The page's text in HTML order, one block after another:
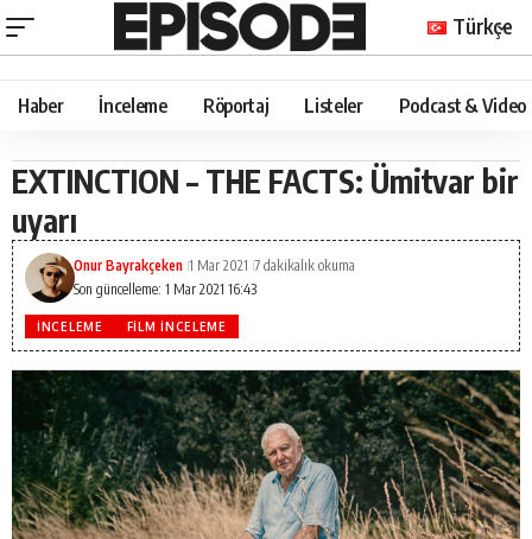
Türkçe
Haber İnceleme Röportaj Listeler Podcast & Video
EXTINCTION – THE FACTS: Ümitvar bir
uyarı
Son güncelleme: 1 Mar 2021 16:43
Onur Bayrakçeken 1 Mar 2021 7 dakikalık okuma
İNCELEME FILM İNCELEME